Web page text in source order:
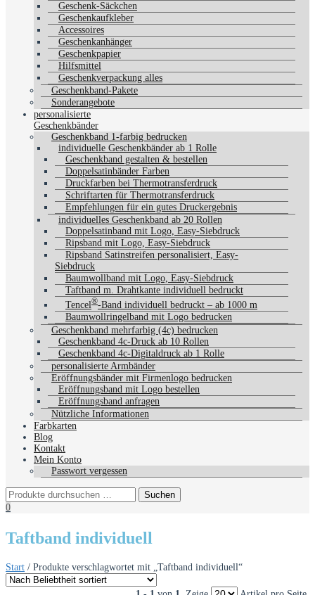
Geschenk-Säckchen
Geschenkaufkleber
Accessoires
Geschenkanhänger
Geschenkpapier
Hilfsmittel
Geschenkverpackung alles
Geschenkband-Pakete
Sonderangebote
personalisierte
Geschenkbänder
Geschenkband 1-farbig bedrucken
individuelle Geschenkbänder ab 1 Rolle
Geschenkband gestalten & bestellen
Doppelsatinbänder Farben
Druckfarben bei Thermotransferdruck
Schriftarten für Thermotransferdruck
Empfehlungen für ein gutes Druckergebnis
individuelles Geschenkband ab 20 Rollen
Doppelsatinband mit Logo, Easy-Siebdruck
Ripsband mit Logo, Easy-Siebdruck
Ripsband Satinstreifen personalisiert, Easy-
Siebdruck
Baumwollband mit Logo, Easy-Siebdruck
Taftband m. Drahtkante individuell bedruckt
Tencel®-Band individuell bedruckt – ab 1000 m
Baumwollringelband mit Logo bedrucken
Geschenkband mehrfarbig (4c) bedrucken
Geschenkband 4c-Druck ab 10 Rollen
Geschenkband 4c-Digitaldruck ab 1 Rolle
personalisierte Armbänder
Eröffnungsbänder mit Firmenlogo bedrucken
Eröffnungsband mit Logo bestellen
Eröffnungsband anfragen
Nützliche Informationen
Farbkarten
Blog
Kontakt
Mein Konto
Passwort vergessen
0
Taftband individuell
Start / Produkte verschlagwortet mit „Taftband individuell“